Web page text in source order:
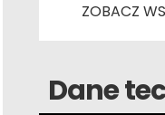
ZOBACZ
Dane